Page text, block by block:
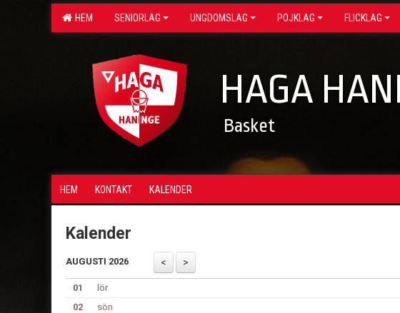
HEM SENIORLAG UNGDOMSLAG POJKLAG FLICKLAG
HAGA
Basket
HEM KONTAKT KALENDER
Kalender
AUGUSTI 2026
01
lör
02
sön